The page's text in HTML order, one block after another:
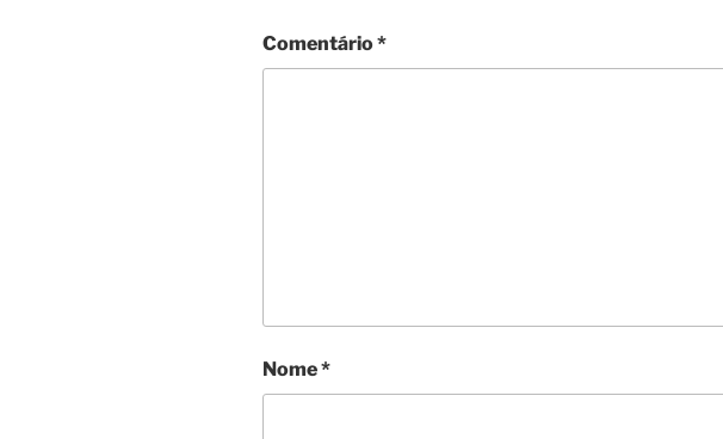
Comentário*
Nome*